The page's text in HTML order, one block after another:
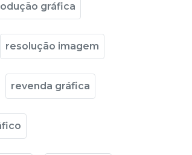
gráfica
resolução imagem
revenda gráfica